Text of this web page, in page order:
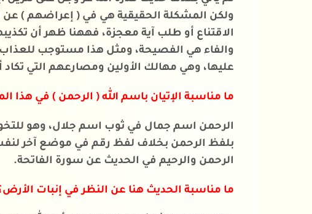
ولكن المشكلة الحقيقية هي في ( إعراضهم ) عن
الاقتناع أو طلب آية معجزة، فههنا ظهر أن
والفاء هي الفصيحة، ومثل هذا مستوجب للعذاب،
عليها، وهي مهالك الأولين ومصارعهم التي تكاد
ما مناسبة الإتيان باسم الله ( الرحمن ) في هذا
الرحمن اسم جمال في ثوب اسم جلال، وهو
بلفظ الرحمن بخلاف لفظ رقم في موضع آخر
الرحمن والرحيم في الحديث عن سورة الفاتحة.
ما مناسبة الحديث هنا عن النظر في إنبات